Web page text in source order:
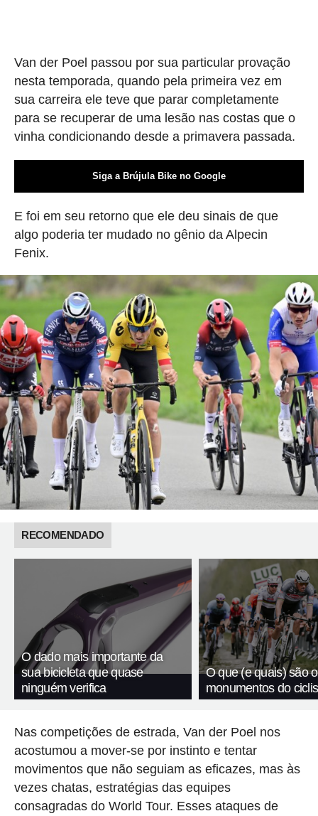
Van der Poel passou por sua particular provação
nesta temporada, quando pela primeira vez em
sua carreira ele teve que parar completamente
para se recuperar de uma lesão nas costas que o
vinha condicionando desde a primavera passada.
Siga a Brújula Bike no Google
E foi em seu retorno que ele deu sinais de que
algo poderia ter mudado no gênio da Alpecin
Fenix.
RECOMENDADO
O dado mais importante da
sua bicicleta que quase
ninguém verifica
O que (e quais) são
monumentos do
Nas competições de estrada, Van der Poel nos
acostumou a mover-se por instinto e tentar
movimentos que não seguiam as eficazes, mas às
vezes chatas, estratégias das equipes
consagradas do World Tour. Esses ataques de